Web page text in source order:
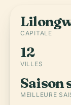
CAPITALE
12
VILLES
Saison
MEILLEURE